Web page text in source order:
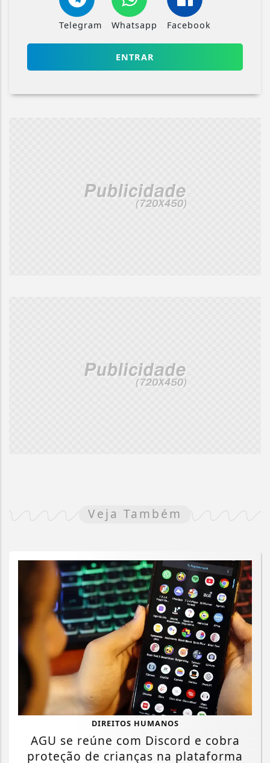
Telegram Whatsapp Facebook
ENTRAR
Veja Também
DIREITOS HUMANOS
AGU se reúne com Discord e cobra
proteção de crianças na plataforma